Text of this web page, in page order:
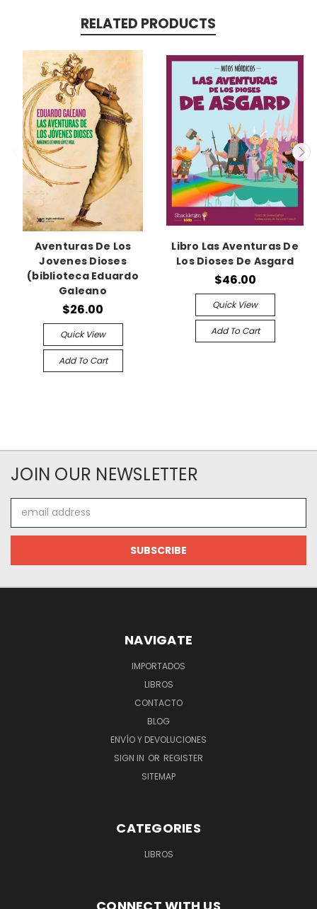
RELATED PRODUCTS
Aventuras De Los
Jovenes Dioses
(biblioteca Eduardo
Galeano
$26.00
Quick View
Add To Cart
Libro Las Aventuras De
Los Dioses De Asgard
$46.00
Quick View
Add To Cart
JOIN OUR NEWSLETTER
Address
NAVIGATE
IMPORTADOS
LIBROS
CONTACTO
BLOG
ENVÍO Y DEVOLUCIONES
SIGN IN OR REGISTER
SITEMAP
CATEGORIES
LIBROS